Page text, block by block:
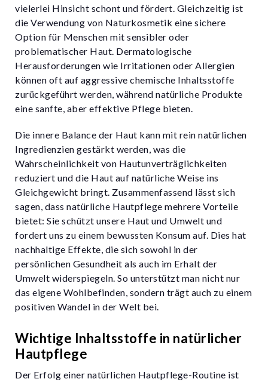
vielerlei Hinsicht schont und fördert. Gleichzeitig ist
die Verwendung von Naturkosmetik eine sichere
Option für Menschen mit sensibler oder
problematischer Haut. Dermatologische
Herausforderungen wie Irritationen oder Allergien
können oft auf aggressive chemische Inhaltsstoffe
zurückgeführt werden, während natürliche Produkte
eine sanfte, aber effektive Pflege bieten.
Die innere Balance der Haut kann mit rein natürlichen
Ingredienzien gestärkt werden, was die
Wahrscheinlichkeit von Hautunverträglichkeiten
reduziert und die Haut auf natürliche Weise ins
Gleichgewicht bringt. Zusammenfassend lässt sich
sagen, dass natürliche Hautpflege mehrere Vorteile
bietet: Sie schützt unsere Haut und Umwelt und
fordert uns zu einem bewussten Konsum auf. Dies hat
nachhaltige Effekte, die sich sowohl in der
persönlichen Gesundheit als auch im Erhalt der
Umwelt widerspiegeln. So unterstützt man nicht nur
das eigene Wohlbefinden, sondern trägt auch zu einem
positiven Wandel in der Welt bei.
Wichtige Inhaltsstoffe in natürlicher
Hautpflege
Der Erfolg einer natürlichen Hautpflege-Routine ist